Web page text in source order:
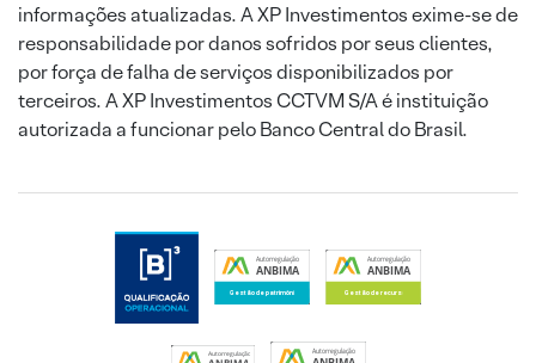
informações atualizadas. A XP Investimentos exime-se de
responsabilidade por danos sofridos por seus clientes,
por força de falha de serviços disponibilizados por
terceiros. A XP Investimentos CCTVM S/A é instituição
autorizada a funcionar pelo Banco Central do Brasil.